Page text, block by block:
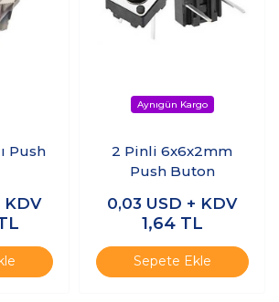
Push
KDV
2 Pinli 6x6x2mm
Push Buton
0,03 USD + KDV
1,64 TL
Sepete Ekle